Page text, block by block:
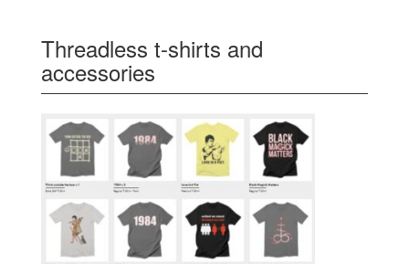
Threadless t-shirts and
accessories